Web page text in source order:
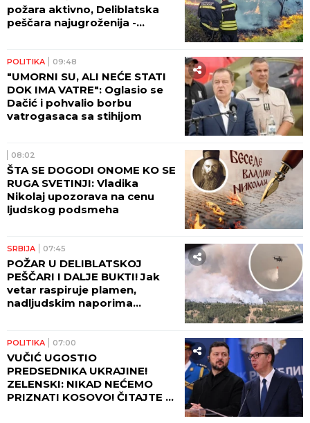
požara aktivno, Deliblatska
peščara najugroženija -
POLITIKA 09:48
"UMORNI SU, ALI NEĆE STATI
DOK IMA VATRE": Oglasio se
Dačić i pohvalio borbu
vatrogasaca sa stihijom
08:02
ŠTA SE DOGODI ONOME KO SE
RUGA SVETINJI: Vladika
Nikolaj upozorava na cenu
ljudskog podsmeha
SRBIJA 07:45
POŽAR U DELIBLATSKOJ
PEŠČARI I DALJE BUKTI! Jak
vetar raspiruje plamen,
nadljudskim naporima
POLITIKA 07:00
VUČIĆ UGOSTIO
PREDSEDNIKA UKRAJINE!
ZELENSKI: NIKAD NEĆEMO
PRIZNATI KOSOVO! ČITAJTE U